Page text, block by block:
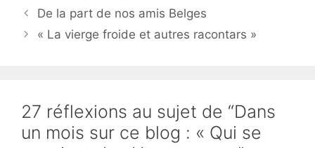
De la part de nos amis Belges
« La vierge froide et autres racontars »
27 réflexions au sujet de “Dans
un mois sur ce blog : « Qui se